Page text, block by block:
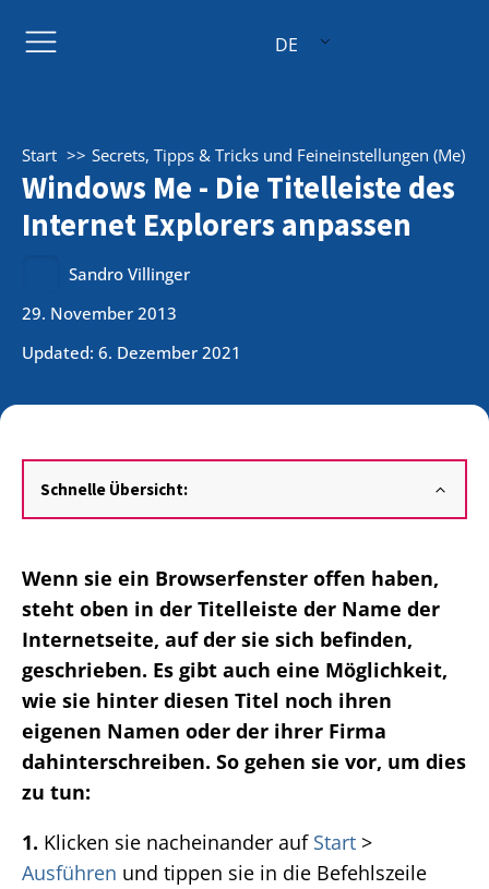
DE
Start Secrets, Tipps & Tricks und Feineinstellungen (Me)
Windows Me - Die Titelleiste des
Internet Explorers anpassen
Sandro Villinger
29. November 2013
Updated: 6. Dezember 2021
Schnelle Übersicht:
Wenn sie ein Browserfenster offen haben,
steht oben in der Titelleiste der Name der
Internetseite, auf der sie sich befinden,
geschrieben. Es gibt auch eine Möglichkeit,
wie sie hinter diesen Titel noch ihren
eigenen Namen oder der ihrer Firma
dahinterschreiben. So gehen sie vor, um dies
zu tun:
1. Klicken sie nacheinander auf Start >
Ausführen und tippen sie in die Befehlszeile